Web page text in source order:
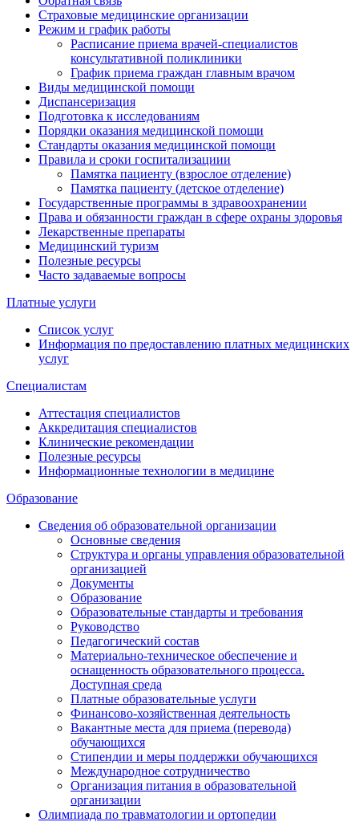
Страховые медицинские организации
Режим и график работы
Расписание приема врачей-специалистов
консультативной поликлиники
График приема граждан главным врачом
Виды медицинской помощи
Диспансеризация
Подготовка к исследованиям
Порядки оказания медицинской помощи
Стандарты оказания медицинской помощи
Правила и сроки госпитализациии
Памятка пациенту (взрослое отделение)
Памятка пациенту (детское отделение)
Государственные программы в здравоохранении
Права и обязанности граждан в сфере охраны здоровья
Лекарственные препараты
Медицинский туризм
Полезные ресурсы
Часто задаваемые вопросы
Платные услуги
Список услуг
Информация по предоставлению платных медицинских
услуг
Специалистам
Аттестация специалистов
Аккредитация специалистов
Клинические рекомендации
Полезные ресурсы
Информационные технологии в медицине
Образование
Сведения об образовательной организации
Основные сведения
Структура и органы управления образовательной
организацией
Документы
Образование
Образовательные стандарты и требования
Руководство
Педагогический состав
Материально-техническое обеспечение и
оснащенность образовательного процесса.
Доступная среда
Платные образовательные услуги
Финансово-хозяйственная деятельность
Вакантные места для приема (перевода)
обучающихся
Стипендии и меры поддержки обучающихся
Международное сотрудничество
Организация питания в образовательной
организации
Олимпиада по травматологии и ортопедии